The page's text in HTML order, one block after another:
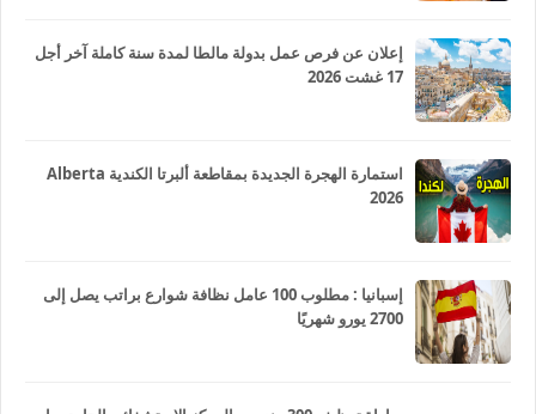
إعلان عن فرص عمل بدولة مالطا لمدة سنة كاملة آخر أجل
17 غشت 2026
استمارة الهجرة الجديدة بمقاطعة ألبرتا الكندية Alberta
2026
إسبانيا : مطلوب 100 عامل نظافة شوارع براتب يصل إلى
2700 يورو شهريًا